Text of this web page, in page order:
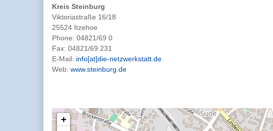
Kreis Steinburg
Viktoriastraße 16/18
25524 Itzehoe
Phone: 04821/69 0
Fax: 04821/69 231
E-Mail: info[at]die-netzwerkstatt.de
Web: www.steinburg.de
+